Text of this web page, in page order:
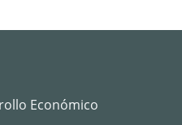
Económico